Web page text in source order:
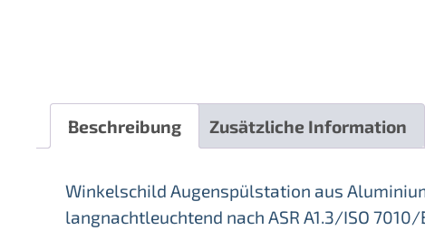
Beschreibung Zusätzliche Information
Winkelschild Augenspülstation aus
langnachtleuchtend nach ASR A1.3/ISO 7010/